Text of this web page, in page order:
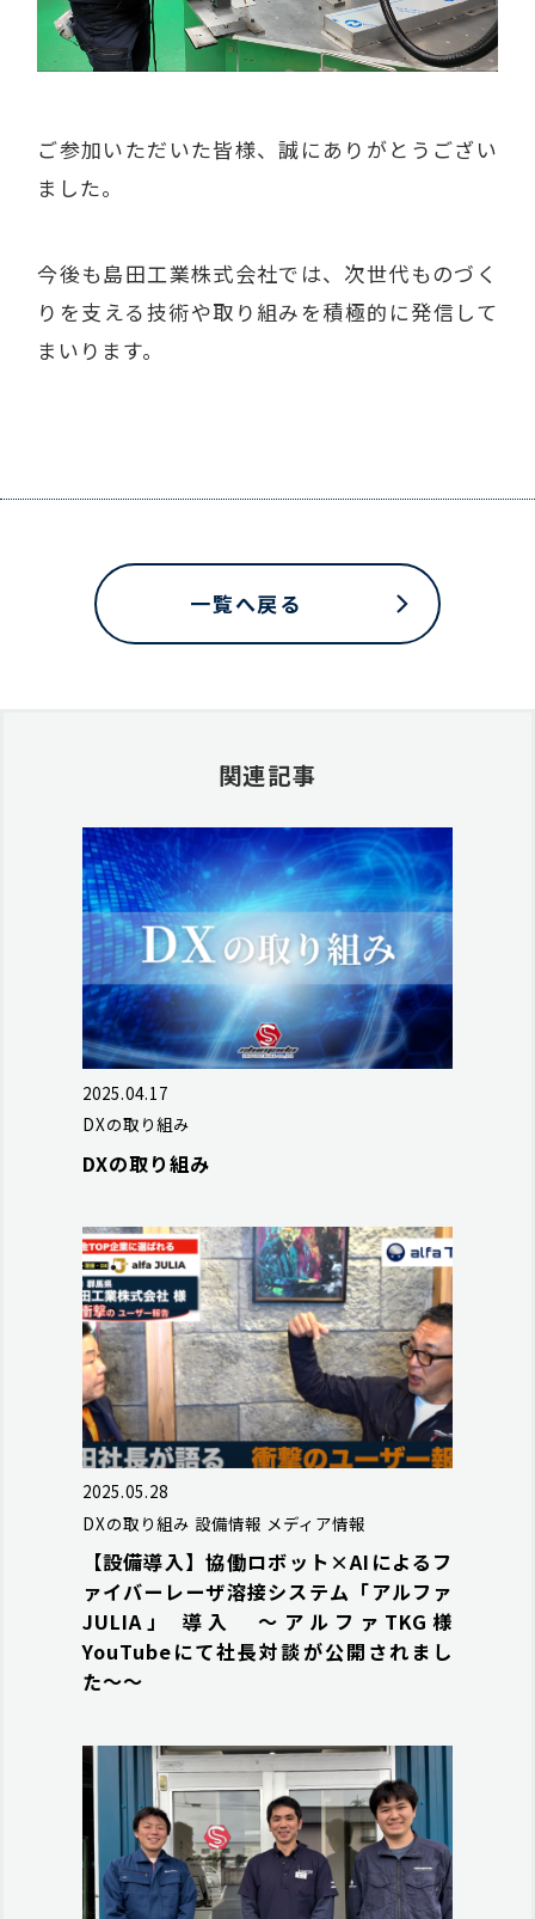
ご参加いただいた皆様、誠にありがとうござい
ました。
今後も島田工業株式会社では、次世代ものづく
りを支える技術や取り組みを積極的に発信して
まいります。
一覧へ戻る
関連記事
2025.04.17
DXの取り組み
DXの取り組み
2025.05.28
DXの取り組み 設備情報 メディア情報
【設備導入】協働ロボット×AIによるフ
ァイバーレーザ溶接システム「アルファ
JULIA」 導入 ～アルファTKG様
YouTubeにて社長対談が公開されまし
た～～